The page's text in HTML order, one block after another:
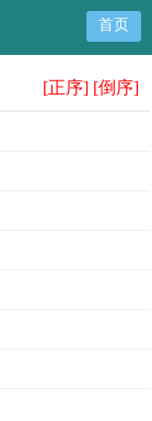
首页
[正序] [倒序]